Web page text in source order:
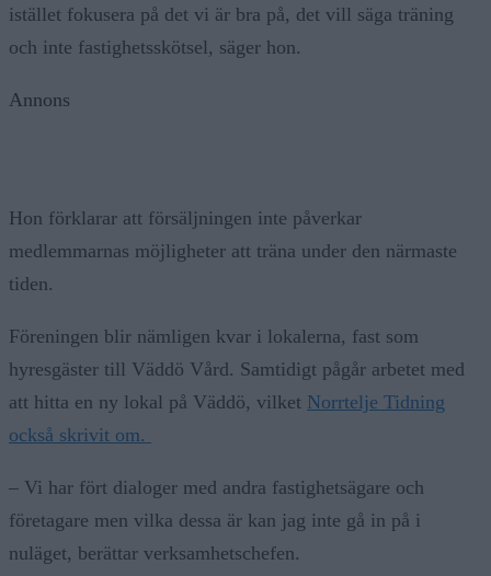
istället fokusera på det vi är bra på, det vill säga träning
och inte fastighetsskötsel, säger hon.
Annons
Hon förklarar att försäljningen inte påverkar
medlemmarnas möjligheter att träna under den närmaste
tiden.
Föreningen blir nämligen kvar i lokalerna, fast som
hyresgäster till Väddö Vård. Samtidigt pågår arbetet med
att hitta en ny lokal på Väddö, vilket Norrtelje Tidning
också skrivit om.
– Vi har fört dialoger med andra fastighetsägare och
företagare men vilka dessa är kan jag inte gå in på i
nuläget, berättar verksamhetschefen.